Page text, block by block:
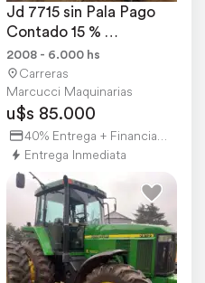
Jd 7715 sin Pala Pago
Contado 15 %
Descuento Precio Final
2008 - 6.000 hs
Carreras
Marcucci Maquinarias
u$s 85.000
40% Entrega + Financiación
Entrega Inmediata